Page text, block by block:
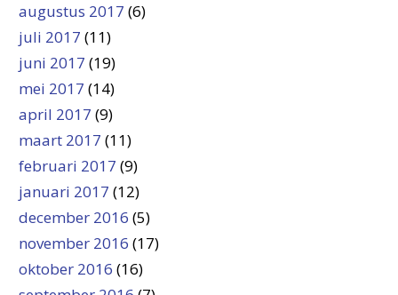
augustus 2017 (6)
juli 2017 (11)
juni 2017 (19)
mei 2017 (14)
april 2017 (9)
maart 2017 (11)
februari 2017 (9)
januari 2017 (12)
december 2016 (5)
november 2016 (17)
oktober 2016 (16)